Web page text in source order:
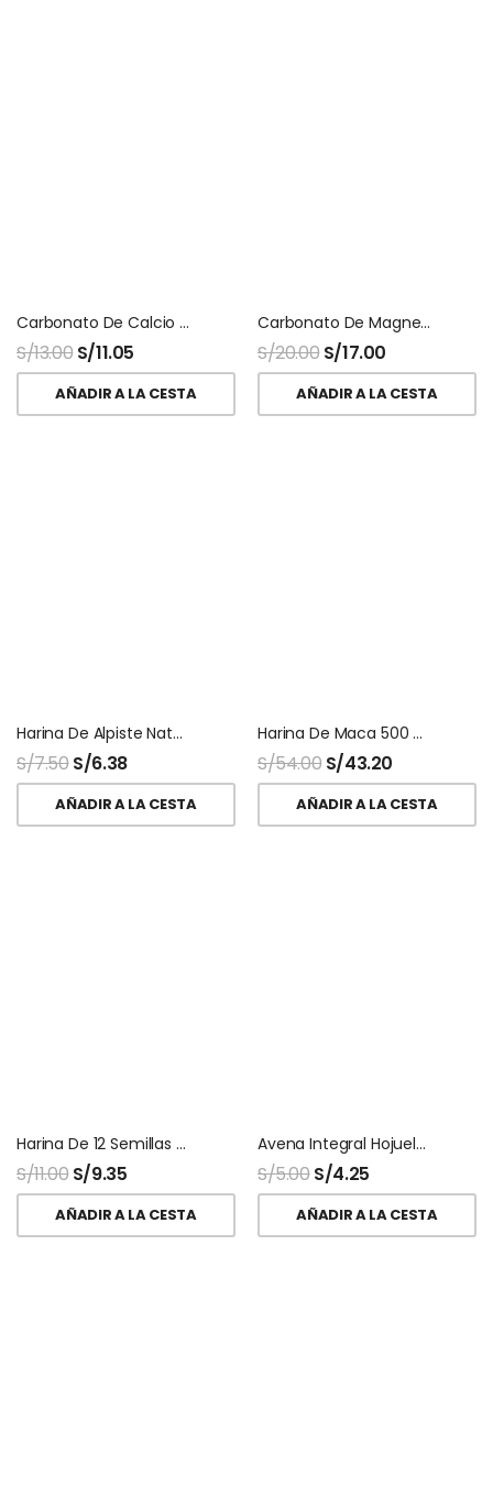
Carbonato De Calcio Polvo
S/13.00 S/11.05
AÑADIR A LA CESTA
Carbonato De Magnesio Usp Polvo
S/20.00 S/17.00
AÑADIR A LA CESTA
Harina De Alpiste Naturalmaxx
S/7.50S/6.38
AÑADIR A LA CESTA
Harina De Maca 500 Gr Naturalmaxx
S/54.00 S/43.20
AÑADIR A LA CESTA
Harina De 12 Semillas 200 Gr Vidax
S/11.00 S/9.35
AÑADIR A LA CESTA
Avena Integral Hojuelas Precocida Vida Integral
S/5.00S/4.25
AÑADIR A LA CESTA